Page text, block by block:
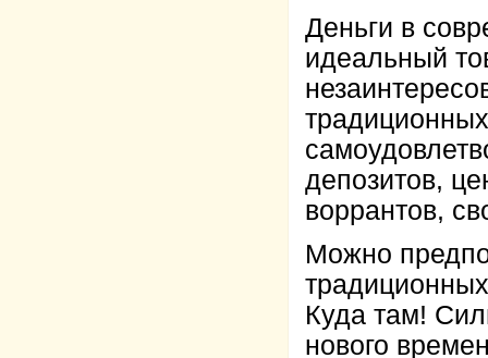
Деньги в
идеальный
депозитов,
воррантов,
Можно
Куда там!
нового